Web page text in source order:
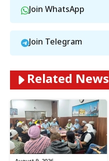
Join WhatsApp
Join Telegram
Related News